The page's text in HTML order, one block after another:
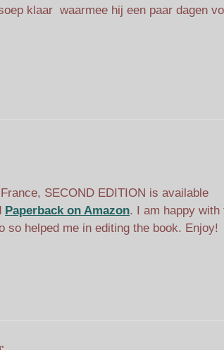
klaar waarmee hij een paar dagen
SECOND EDITION is available
Paperback on Amazon. I am happy with
so helped me in editing the book. Enjoy!